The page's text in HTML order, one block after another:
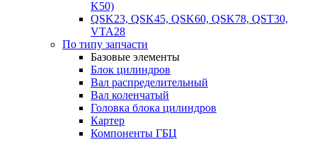
K50)
QSK23, QSK45, QSK60, QSK78, QST30,
VTA28
По типу запчасти
Базовые элементы
Блок цилиндров
Вал распределительный
Вал коленчатый
Головка блока цилиндров
Картер
Компоненты ГБЦ